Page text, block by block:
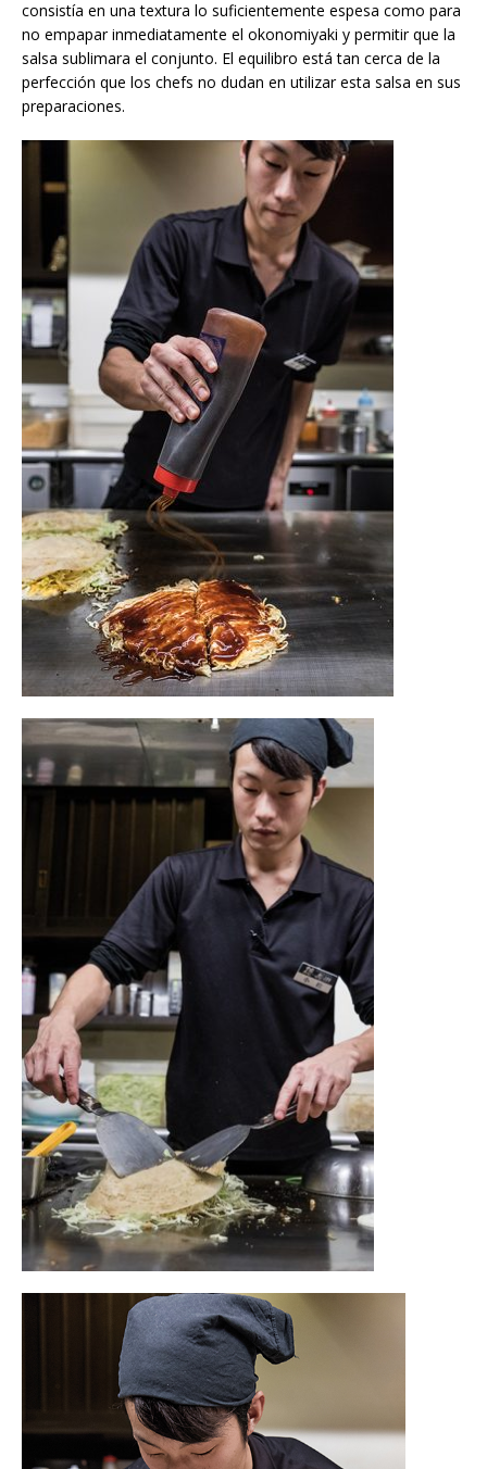
consistía en una textura lo suficientemente espesa como para
no empapar inmediatamente el okonomiyaki y permitir que la
salsa sublimara el conjunto. El equilibro está tan cerca de la
perfección que los chefs no dudan en utilizar esta salsa en sus
preparaciones.